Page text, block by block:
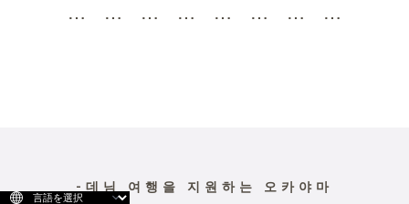
⋯ ⋯ ⋯ ⋯ ⋯ ⋯ ⋯ ⋯
-데님 여행을 지원하는 오카야마